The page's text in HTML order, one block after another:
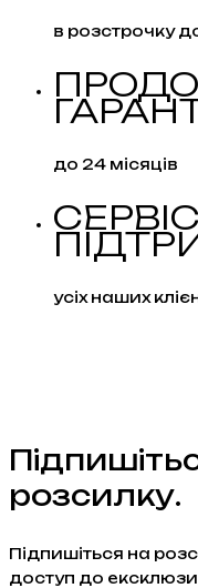
в розстрочку
до 24 місяців
усіх наших
розсилку.
Підпишіться на
доступ до